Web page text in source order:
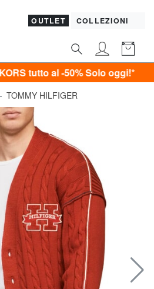
OUTLET COLLEZIONI
al -50%Solo oggi!*
TOMMY HILFIGER